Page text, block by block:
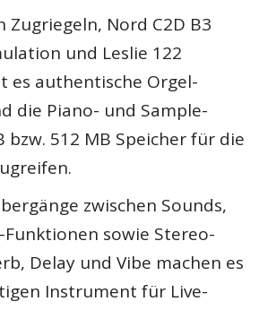
Zugriegeln, Nord C2D B3
und Leslie 122
es authentische Orgel-
die Piano- und Sample-
bzw. 512 MB Speicher für die
zwischen Sounds,
sowie Stereo-
Delay und Vibe machen es
Instrument für Live-